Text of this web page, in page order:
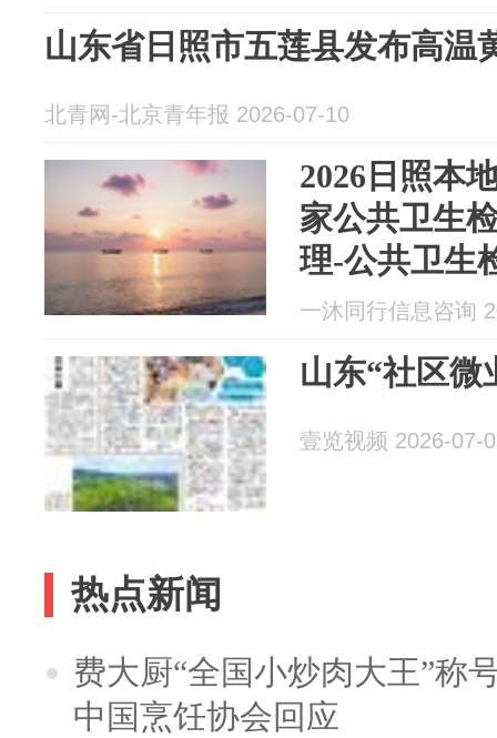
山东省日照市五莲县发布高温
北青网-北京青年报 2026-07-10
2026日照本
家公共卫生
理-公共卫生
告卫生许可
一沐同行信息咨询
山东“社区微
壹览视频 2026-07-
热点新闻
费大厨“全国小炒肉大王”称
中国烹饪协会回应